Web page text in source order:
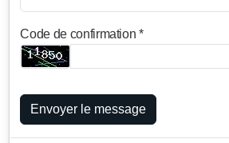
Code de confirmation *
Envoyer le message